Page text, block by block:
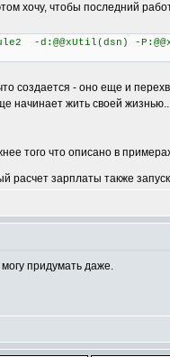
хочу, чтобы последний
-d:@@xUtil(dsn) -
создается - оно еще и
начинает жить своей
того что описано в
расчет зарплаты также
придумать даже.